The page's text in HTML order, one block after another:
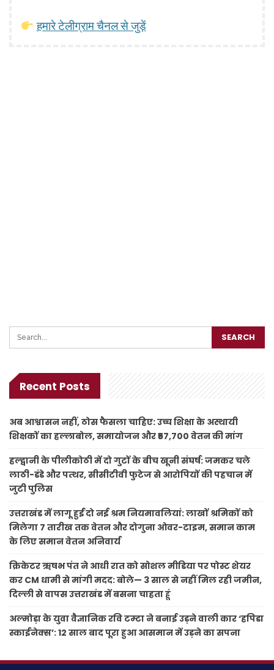
हमारे टेलीग्राम चैनल से जुड़ें
Recent Posts
अब आश्वासन नहीं, ठोस फैसला चाहिए: उच्च शिक्षा के अस्थायी
शिक्षकों का हल्लाबोल, समायोजन और ₹57,700 वेतन की मांग
हल्द्वानी के पीलीकोठी में दो गुटों के बीच खूनी संघर्ष: जमकर चले
लाठी-डंडे और पत्थर, सीसीटीवी फुटेज से आरोपियों की पहचान में
जुटी पुलिस
उत्तराखंड में लागू हुईं दो नई श्रम नियमावलियां: लाखों श्रमिकों को
मिलेगा 7 तारीख तक वेतन और दोगुना ओवर-टाइम, समान काम
के लिए समान वेतन अनिवार्य
क्रिकेटर ऋषभ पंत ने आधी रात को सोशल मीडिया पर पोस्ट शेयर
कर CM धामी से मांगी मदद: बोले— 3 साल से नहीं मिल रही जमीन,
दिल्ली से वापस उत्तराखंड में बसना चाहता हूं
अल्मोड़ा के युवा वैज्ञानिक रवि टम्टा ने बनाई उड़ने वाली कार ‘हपिडा
स्काईनेक्स’: 12 साल बाद पूरा हुआ आसमान में उड़ने का सपना